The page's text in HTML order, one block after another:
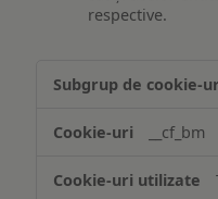
respective.
Asigurarea
funcționalităților
website-
ului
__cf_bm